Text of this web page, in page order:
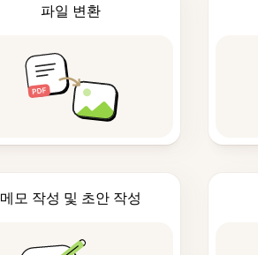
파일 변환
메모 작성 및 초안 작성